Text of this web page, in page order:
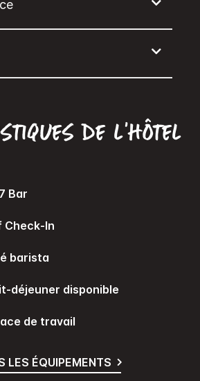
de l’hôtel
Bar
Check-In
barista
déjeuner disponible
de travail
LES ÉQUIPEMENTS